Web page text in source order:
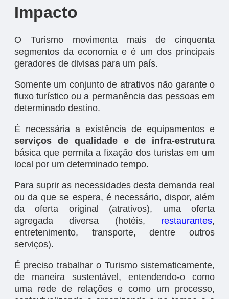
Impacto
O Turismo movimenta mais de cinquenta
segmentos da economia e é um dos principais
geradores de divisas para um país.
Somente um conjunto de atrativos não garante o
fluxo turístico ou a permanência das pessoas em
determinado destino.
É necessária a existência de equipamentos e
serviços de qualidade e de infra-estrutura
básica que permita a fixação dos turistas em um
local por um determinado tempo.
Para suprir as necessidades desta demanda real
ou da que se espera, é necessário, dispor, além
da oferta original (atrativos), uma oferta
agregada diversa (hotéis, restaurantes,
entretenimento, transporte, dentre outros
serviços).
É preciso trabalhar o Turismo sistematicamente,
de maneira sustentável, entendendo-o como
uma rede de relações e como um processo,